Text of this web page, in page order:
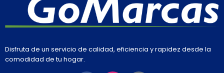
Disfruta de un servicio de calidad, eficiencia y rapidez desde la
comodidad de tu hogar.